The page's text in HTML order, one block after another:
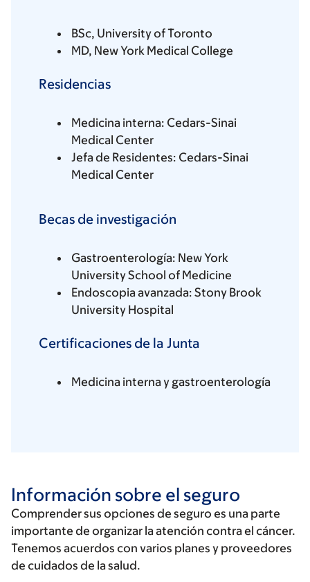
BSc, University of Toronto
MD, New York Medical College
Residencias
Medicina interna: Cedars-Sinai
Medical Center
Jefa de Residentes: Cedars-Sinai
Medical Center
Becas de investigación
Gastroenterología: New York
University School of Medicine
Endoscopia avanzada: Stony Brook
University Hospital
Certificaciones de la Junta
Medicina interna y gastroenterología
Información sobre el seguro
Comprender sus opciones de seguro es una parte
importante de organizar la atención contra el cáncer.
Tenemos acuerdos con varios planes y proveedores
de cuidados de la salud.